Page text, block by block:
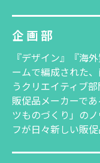
企画部
『デザイン』『海
ームで編成された
うクリエイティブ部
販促品メーカーで
ツものづくり」の
フが日々新しい販